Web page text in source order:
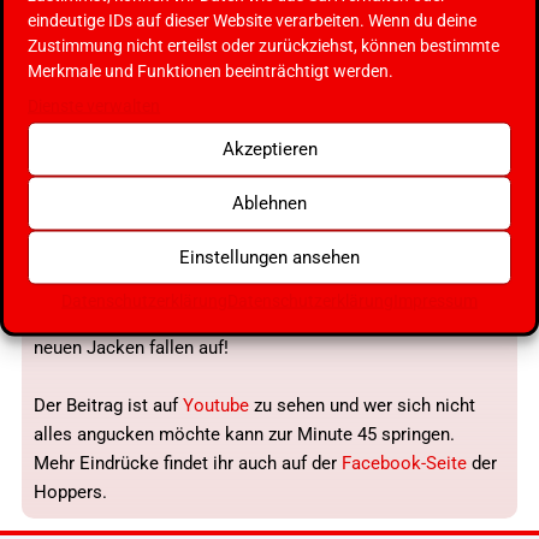
eindeutige IDs auf dieser Website verarbeiten. Wenn du deine
Zustimmung nicht erteilst oder zurückziehst, können bestimmte
Merkmale und Funktionen beeinträchtigt werden.
Akzeptieren
Ablehnen
Einstellungen ansehen
hat sich gelohnt.
Die Boogie Banausen mit ihrem Sound sorgten nicht nur
auf der Tanzfläche für Gedränge, auch daneben und
dahinter wurde jedes freie Plätzchen fürs Tanzen
ausgenutzt. Der Rhythmus ging aber auch so in die Beine.
Zusätzlich sorgte das eingebundene Showprogramm und
die vielen historischen Fahrgeschäfte für viel Kurzweil und
jeder kam auf seine Kosten.
Uns hat es riesigen Spaß gemacht.
neuen Jacken fallen auf!
Der Beitrag ist aufYoutubezu sehen und wer sich nicht
alles angucken möchte kann zur Minute 45 springen.
Mehr Eindrücke findet ihr auch auf der Facebook-Seiteder
Hoppers.